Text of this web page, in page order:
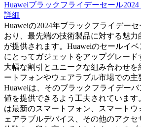
Huaweiブラックフライデーセール
詳細
Huaweiの2024年ブラックフライデー
おり、最先端の技術製品に対する魅
が提供されます。Huaweiのセールイ
にとってガジェットをアップグレード
大幅な割引とユニークな組み合わせ
ートフォンやウェアラブル市場での主
Huaweiは、そのブラックフライデー
値を提供できるよう工夫されています
は最新のスマートフォン、スマートウ
ェアラブルデバイス、その他のアク